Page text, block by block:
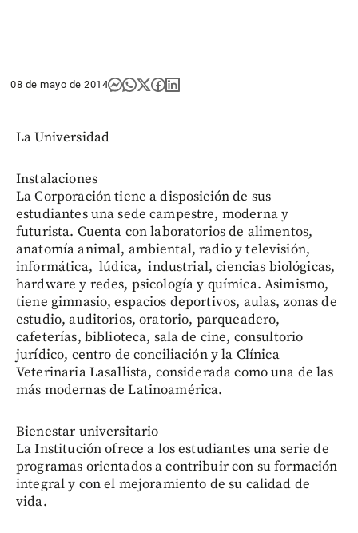
08 de mayo de 2014
La Universidad
Instalaciones
La Corporación tiene a disposición de sus
estudiantes una sede campestre, moderna y
futurista. Cuenta con laboratorios de alimentos,
anatomía animal, ambiental, radio y televisión,
informática, lúdica, industrial, ciencias biológicas,
hardware y redes, psicología y química. Asimismo,
tiene gimnasio, espacios deportivos, aulas, zonas de
estudio, auditorios, oratorio, parqueadero,
cafeterías, biblioteca, sala de cine, consultorio
jurídico, centro de conciliación y la Clínica
Veterinaria Lasallista, considerada como una de las
más modernas de Latinoamérica.
Bienestar universitario
La Institución ofrece a los estudiantes una serie de
programas orientados a contribuir con su formación
integral y con el mejoramiento de su calidad de
vida.